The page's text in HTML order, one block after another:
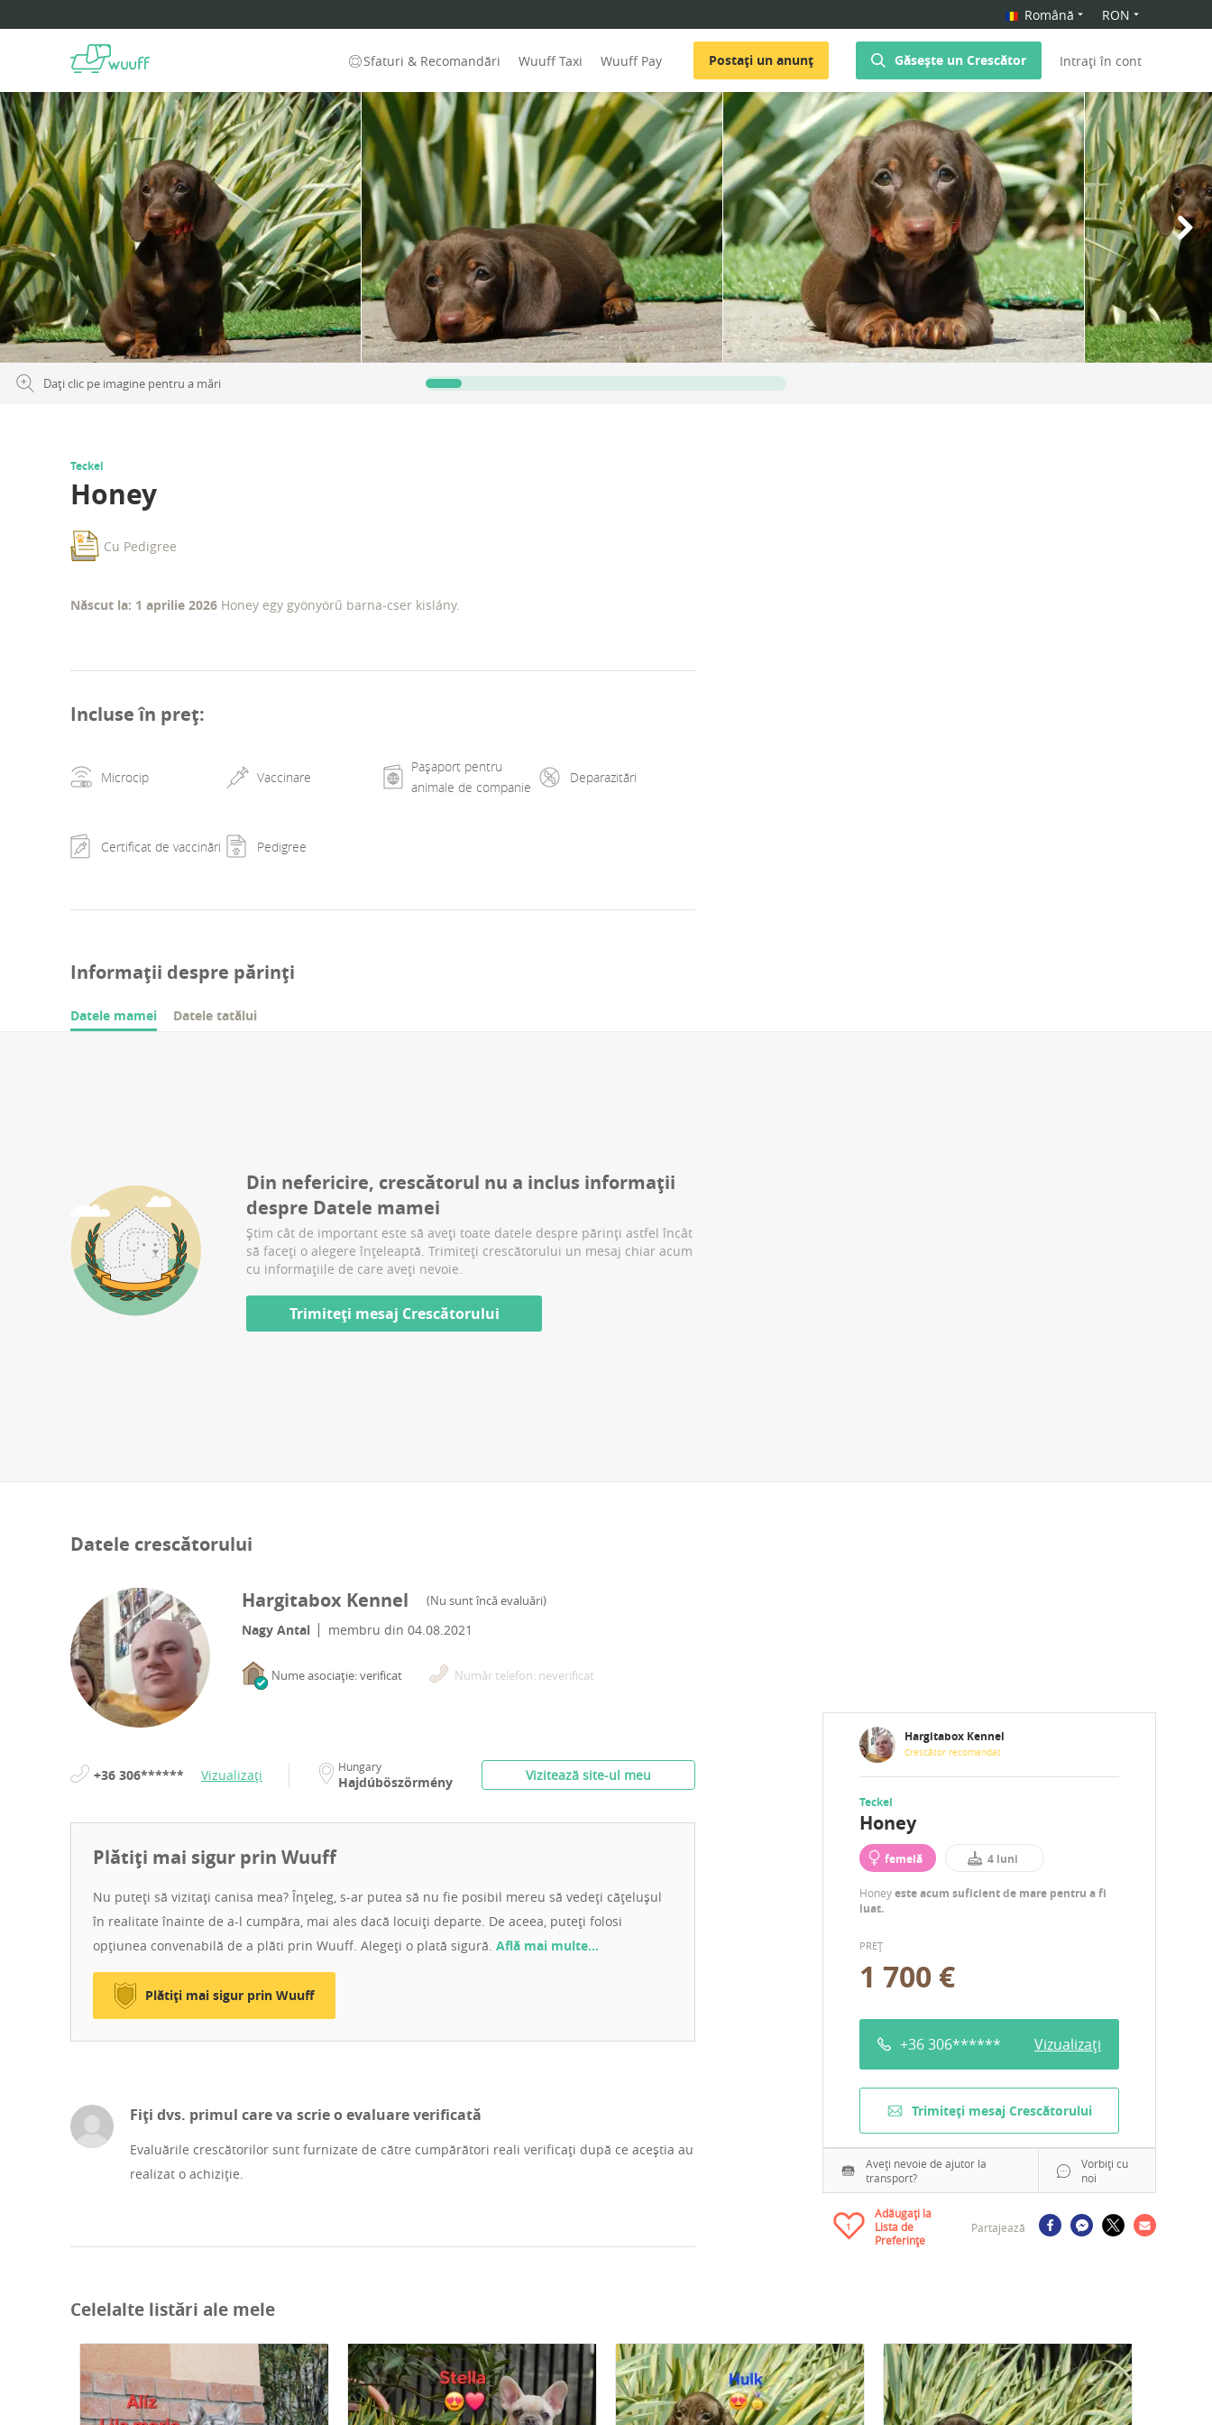
Română RON
Sfaturi & Recomandări Wuuff Taxi Wuuff Pay Postați un anunț Găsește un Crescător Intrați în cont
Dați clic pe imagine pentru a mări
Hargitabox Kennel
Crescător recomandat
Teckel
Honey
femelă 4 luni
Honeyeste acum suficient de mare pentru a fi
luat.
PREȚ
1 700 €
+36 306****** Vizualizați
Trimiteți mesaj Crescătorului
Aveți nevoie de ajutor la
transport?
Vorbiți cu
noi
1
Adăugați la
Lista de
Preferințe
Partajează
Teckel
Honey
Cu Pedigree
Născut la: 1 aprilie 2026 Honey egy gyönyörű barna-cser kislány.
Incluse în preț:
Microcip Vaccinare
Pașaport pentru
animale de companie
Deparazitări
Certificat de vaccinări Pedigree
Informații despre părinți
Datele mamei Datele tatălui
Din nefericire, crescătorul nu a inclus informații
despre Datele mamei
Știm cât de important este să aveți toate datele despre părinți astfel încât
să faceți o alegere înțeleaptă. Trimiteți crescătorului un mesaj chiar acum
cu informațiile de care aveți nevoie.
Trimiteți mesaj Crescătorului
Datele crescătorului
Hargitabox Kennel (Nu sunt încă evaluări)
Nagy Antal membru din 04.08.2021
Nume asociație: verificat Număr telefon: neverificat
+36 306****** Vizualizați Hungary
Hajdúböszörmény Vizitează site-ul meu
Plătiți mai sigur prin Wuuff
Nu puteți să vizitați canisa mea? Înțeleg, s-ar putea să nu fie posibil mereu să vedeți cățelușul
în realitate înainte de a-l cumpăra, mai ales dacă locuiți departe. De aceea, puteți folosi
opțiunea convenabilă de a plăti prin Wuuff. Alegeți o plată sigură. Află mai multe…
Plătiți mai sigur prin Wuuff
Fiți dvs. primul care va scrie o evaluare verificată
Evaluările crescătorilor sunt furnizate de către cumpărători reali verificați după ce aceștia au
realizat o achiziție.
Celelalte listări ale mele